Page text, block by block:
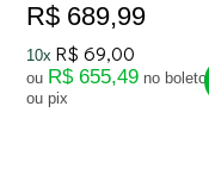
R$ 689,99
10x R$ 69,00
ou R$ 655,49 no boleto
ou pix